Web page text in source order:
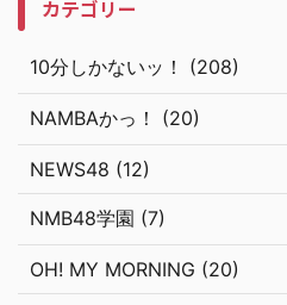
カテゴリー
10分しかないッ！ (208)
NAMBAかっ！ (20)
NEWS48 (12)
NMB48学園 (7)
OH! MY MORNING (20)